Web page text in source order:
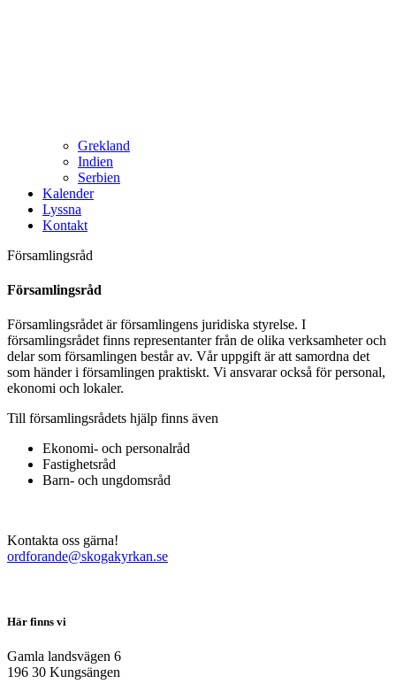
Grekland
Indien
Serbien
Kalender
Lyssna
Kontakt
Församlingsråd
Församlingsråd
Församlingsrådet är församlingens juridiska styrelse. I
församlingsrådet finns representanter från de olika verksamheter och
delar som församlingen består av. Vår uppgift är att samordna det
som händer i församlingen praktiskt. Vi ansvarar också för personal,
ekonomi och lokaler.
Till församlingsrådets hjälp finns även
Ekonomi- och personalråd
Fastighetsråd
Barn- och ungdomsråd
Kontakta oss gärna!
es.nakrykagoks
@ednarofdro
Här finns vi
Gamla landsvägen 6
196 30 Kungsängen